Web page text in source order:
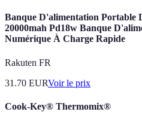
Banque D'alimentation Portable
20000mah Pd18w Banque
Numérique À Charge Rapide
Rakuten FR
31.70 EURVoir le prix
Cook-Key® Thermomix®